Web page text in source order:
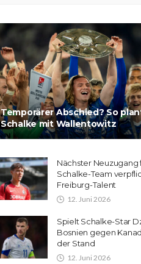
Temporärer Abschied? So
Schalke mit Wallentowitz
Nächster Neuzugang
Schalke-Team
Freiburg-Talent
12. Juni 2026
Spielt Schalke-Star
Bosnien gegen
der Stand
12. Juni 2026